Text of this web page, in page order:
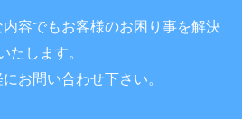
容でもお客様のお困り事を解決
たします。
お問い合わせ下さい。